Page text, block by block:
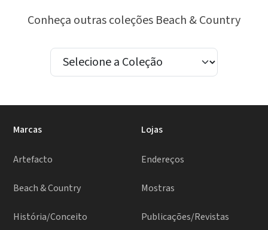
Conheça outras coleções Beach & Country
Marcas
Artefacto
Beach & Country
História/Conceito
Lojas
Endereços
Mostras
Publicações/Revistas